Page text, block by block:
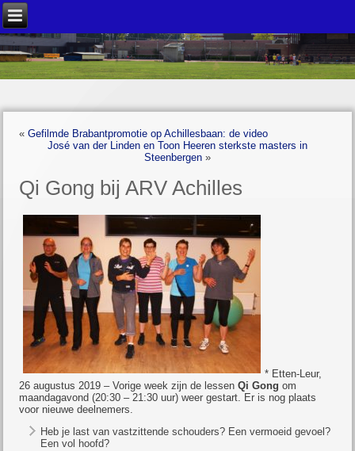
«Gefilmde Brabantpromotie op Achillesbaan: de video
José van der Linden en Toon Heeren sterkste masters in
Steenbergen »
Qi Gong bij ARV Achilles
* Etten-Leur,
26 augustus 2019 – Vorige week zijn de lessenQi Gong om
maandagavond (20:30 – 21:30 uur) weer gestart. Er is nog plaats
voor nieuwe deelnemers.
Heb je last van vastzittende schouders? Een vermoeid gevoel?
Een vol hoofd?